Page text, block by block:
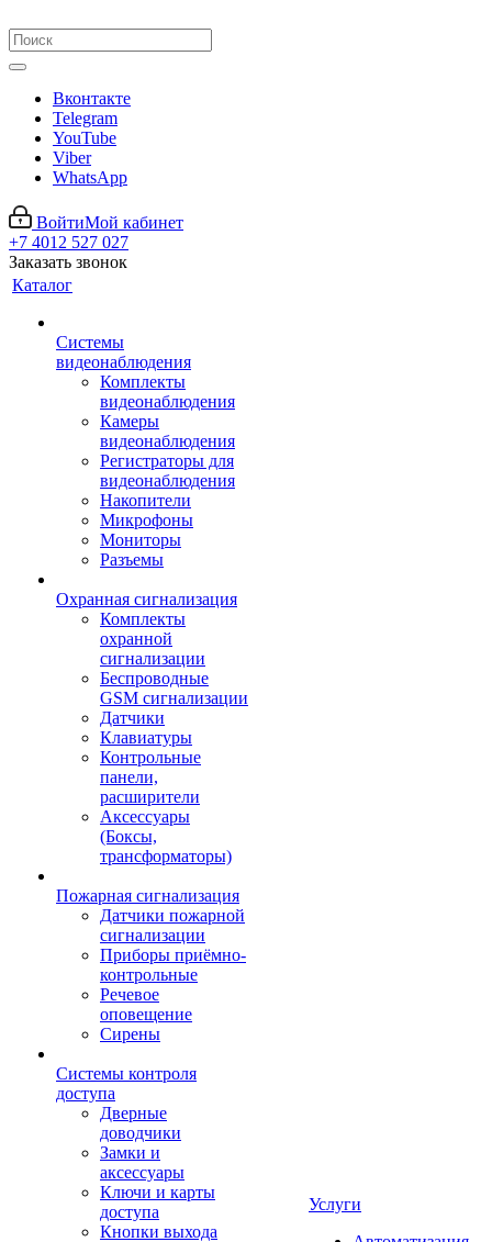
Вконтакте
Telegram
YouTube
Viber
WhatsApp
ВойтиМой кабинет
+7 4012 527 027
Заказать звонок
Каталог
Системы
видеонаблюдения
Комплекты
видеонаблюдения
Камеры
видеонаблюдения
Регистраторы для
видеонаблюдения
Накопители
Микрофоны
Мониторы
Разъемы
Охранная сигнализация
Комплекты
охранной
сигнализации
Беспроводные
GSM сигнализации
Датчики
Клавиатуры
Контрольные
панели,
расширители
Аксессуары
(Боксы,
трансформаторы)
Пожарная сигнализация
Датчики пожарной
сигнализации
Приборы приёмно-
контрольные
Речевое
оповещение
Сирены
Системы контроля
доступа
Дверные
доводчики
Замки и
аксессуары
Ключи и карты
доступа
Кнопки выхода
Услуги